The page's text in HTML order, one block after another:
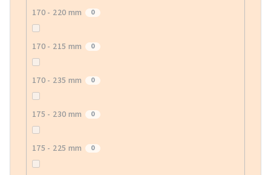
170 - 220 mm 0
170 - 215 mm 0
170 - 235 mm 0
175 - 230 mm 0
175 - 225 mm 0